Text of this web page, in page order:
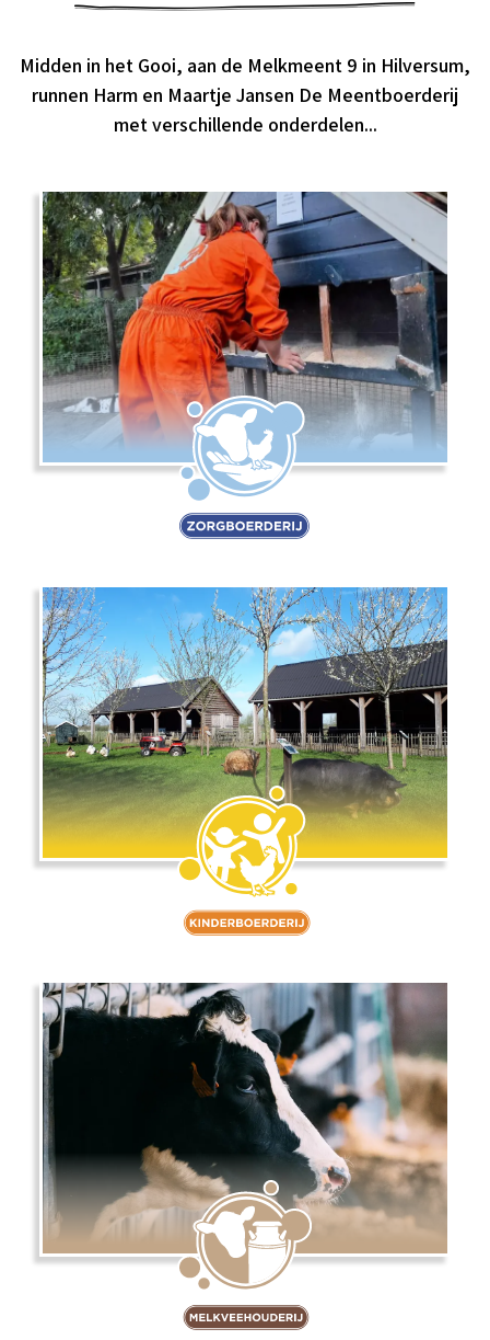
Midden in het Gooi, aan de Melkmeent 9 in Hilversum,
runnen Harm en Maartje Jansen De Meentboerderij
met verschillende onderdelen...